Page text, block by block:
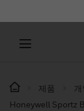
제품
Honeywell Sportz